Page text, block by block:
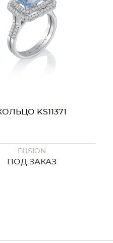
KS11371
FUSION
ПОД ЗАКАЗ